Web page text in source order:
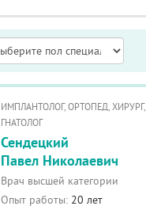
ИМПЛАНТОЛОГ, ОРТОПЕД, ХИРУРГ,
ГНАТОЛОГ
Сендецкий
Павел Николаевич
Врач высшей категории
Опыт работы: 20 лет